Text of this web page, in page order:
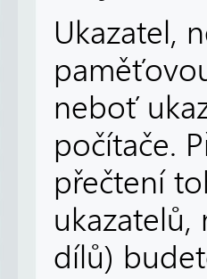
Ukazatel,
neboť
počítače.
přečtení
ukazatelů,
dílů)